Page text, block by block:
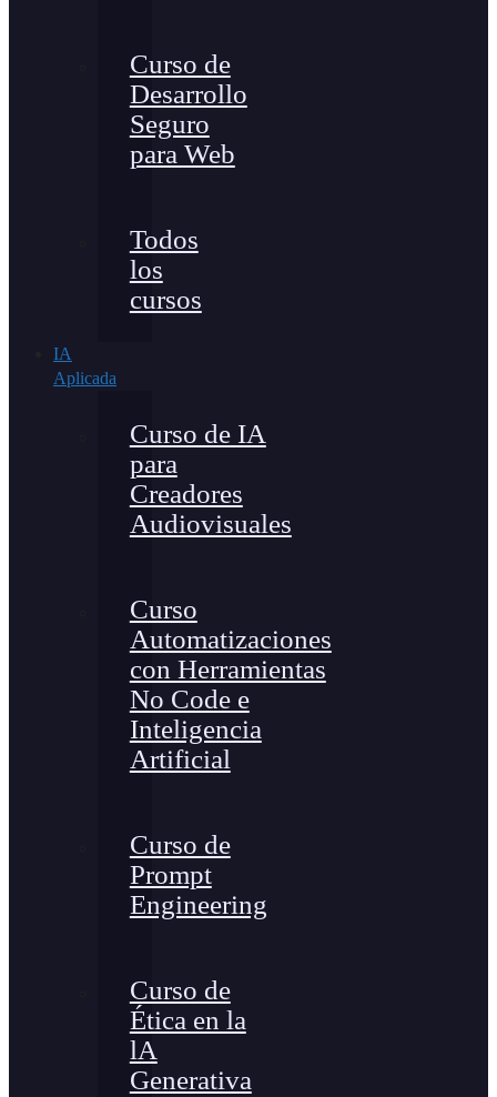
Curso de
Desarrollo
Seguro
para Web
Todos
los
cursos
IA
Aplicada
Curso de IA
para
Creadores
Audiovisuales
Curso
Automatizaciones
con Herramientas
No Code e
Inteligencia
Artificial
Curso de
Prompt
Engineering
Curso de
Ética en la
lA
Generativa